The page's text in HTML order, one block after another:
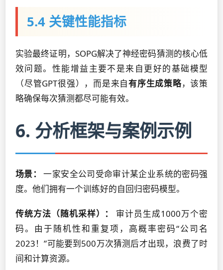
5.4 关键性能指标
实验最终证明，SOPG解决了神经密码猜测的核心低
效问题。性能增益主要不是来自更好的基础模型
（尽管GPT很强），而是来自有序生成策略，该策
略确保每次猜测都尽可能有效。
6. 分析框架与案例示例
场景：
一家安全公司受命审计某企业系统的密码强
度。他们拥有一个训练好的自回归密码模型。
传统方法（随机采样）：
审计员生成1000万个密
码。由于随机性和重复项，高概率密码“公司名
2023！”可能要到500万次猜测后才出现，浪费了时
间和计算资源。